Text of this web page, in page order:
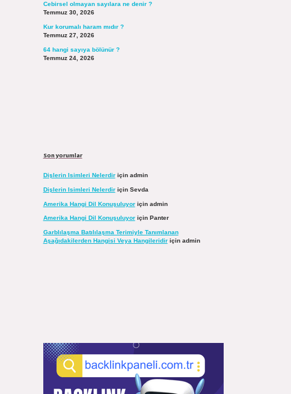
Cebirsel olmayan sayılara ne denir ?
Temmuz 30, 2026
Kur korumalı haram mıdır ?
Temmuz 27, 2026
64 hangi sayıya bölünür ?
Temmuz 24, 2026
Son yorumlar
Dişlerin Isimleri Nelerdiriçin admin
Dişlerin Isimleri Nelerdiriçin Sevda
Amerika Hangi Dil Konuşuluyoriçin admin
Amerika Hangi Dil Konuşuluyoriçin Panter
Garblılaşma Batılılaşma Terimiyle Tanımlanan
Aşağıdakilerden Hangisi Veya Hangileridiriçin admin